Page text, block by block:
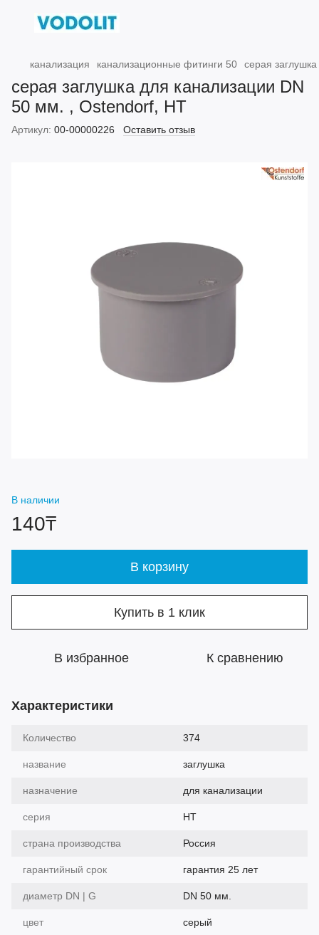
канализация канализационные фитинги 50 серая
серая заглушка для канализации DN
50 мм. , Ostendorf, HT
Артикул: 00-00000226 Оставить отзыв
В наличии
140₸
В корзину
Купить в 1 клик
В избранное К сравнению
Характеристики
Количество 374
название заглушка
назначение для канализации
серия HT
страна производства Россия
гарантийный срок гарантия 25 лет
диаметр DN | G DN 50 мм.
цвет серый